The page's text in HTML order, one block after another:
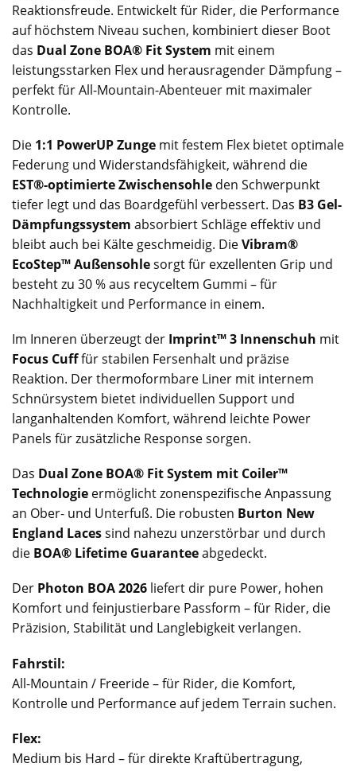
Reaktionsfreude. Entwickelt für Rider, die Performance
auf höchstem Niveau suchen, kombiniert dieser Boot
das Dual Zone BOA® Fit System mit einem
leistungsstarken Flex und herausragender Dämpfung –
perfekt für All-Mountain-Abenteuer mit maximaler
Kontrolle.
Die 1:1 PowerUP Zunge mit festem Flex bietet optimale
Federung und Widerstandsfähigkeit, während die
EST®-optimierte Zwischensohle den Schwerpunkt
tiefer legt und das Boardgefühl verbessert. Das B3 Gel-
Dämpfungssystem absorbiert Schläge effektiv und
bleibt auch bei Kälte geschmeidig. DieVibram®
EcoStep™ Außensohlesorgt für exzellenten Grip und
besteht zu 30 % aus recyceltem Gummi – für
Nachhaltigkeit und Performance in einem.
Im Inneren überzeugt der Imprint™ 3 Innenschuh mit
Focus Cufffür stabilen Fersenhalt und präzise
Reaktion. Der thermoformbare Liner mit internem
Schnürsystem bietet individuellen Support und
langanhaltenden Komfort, während leichte Power
Panels für zusätzliche Response sorgen.
Das Dual Zone BOA® Fit System mit Coiler™
Technologie ermöglicht zonenspezifische Anpassung
an Ober- und Unterfuß. Die robusten Burton New
England Lacessind nahezu unzerstörbar und durch
die BOA® Lifetime Guaranteeabgedeckt.
Der Photon BOA 2026 liefert dir pure Power, hohen
Komfort und feinjustierbare Passform – für Rider, die
Präzision, Stabilität und Langlebigkeit verlangen.
Fahrstil:
All-Mountain / Freeride – für Rider, die Komfort,
Kontrolle und Performance auf jedem Terrain suchen.
Flex:
Medium bis Hard – für direkte Kraftübertragung,